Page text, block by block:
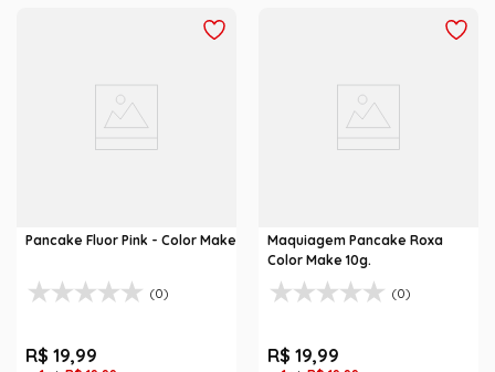
Pancake Fluor Pink - Color Make
(0)
R$ 19,99
Maquiagem Pancake Roxa
Color Make 10g.
(0)
R$ 19,99